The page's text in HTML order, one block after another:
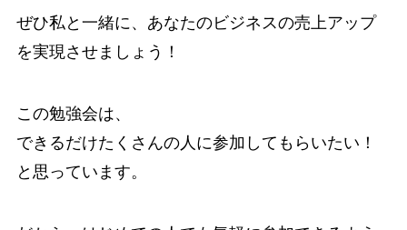
ぜひ私と一緒に、あなたのビジネスの売上アップ
を実現させましょう！
この勉強会は、
できるだけたくさんの人に参加してもらいたい！
と思っています。